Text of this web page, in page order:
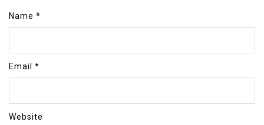
Name *
Email *
Website